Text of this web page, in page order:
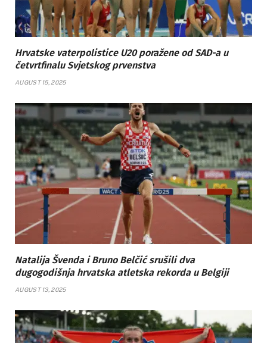
Hrvatske vaterpolistice U20 poražene od SAD-a u
četvrtfinalu Svjetskog prvenstva
AUGUST 15, 2025
Natalija Švenda i Bruno Belčić srušili dva
dugogodišnja hrvatska atletska rekorda u Belgiji
AUGUST 13, 2025